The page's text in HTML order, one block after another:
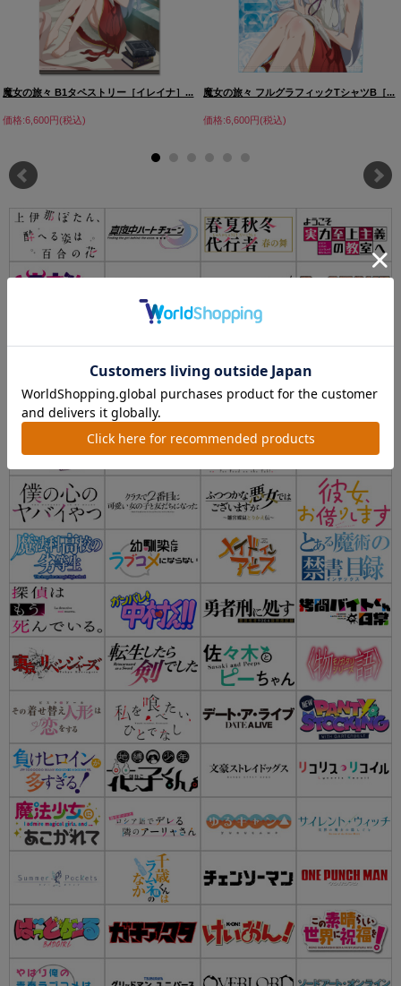
魔女の旅々 B1タペストリー［イレイナ］...
価格:6,600円(税込)
魔女の旅々 フルグラフィックTシャツB［...
価格:6,600円(税込)